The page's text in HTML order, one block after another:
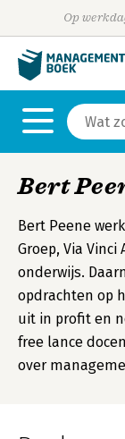
Op
Bert
Bert Peene
Groep, Via
onderwijs.
opdrachten op
uit in profit en
free lance
over